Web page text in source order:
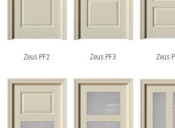
Zeus PF2 Zeus PF3 Zeus